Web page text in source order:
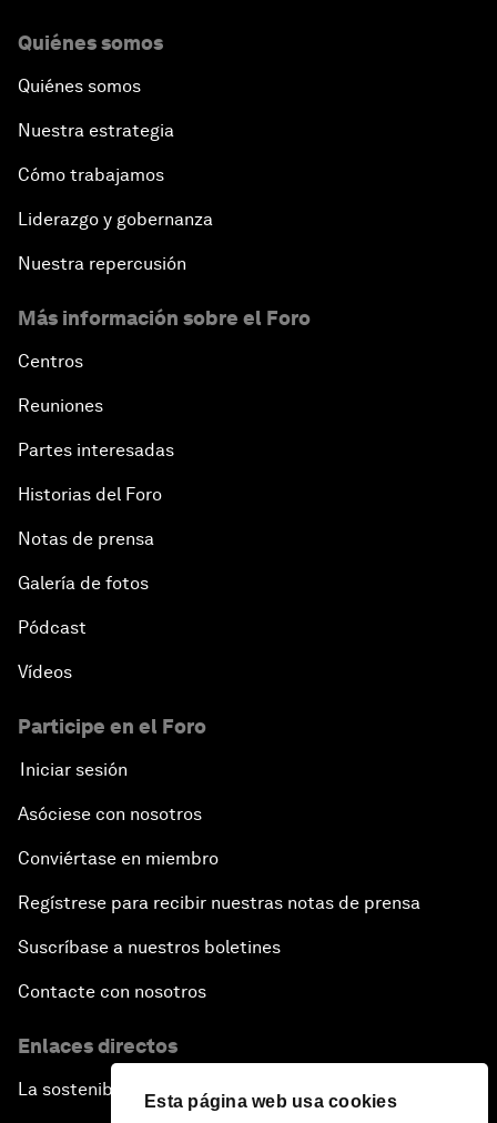
Esta página web usa cookies
Quiénes somos
Quiénes somos
Nuestra estrategia
Cómo trabajamos
Liderazgo y gobernanza
Nuestra repercusión
Más información sobre el Foro
Centros
Reuniones
Partes interesadas
Historias del Foro
Notas de prensa
Galería de fotos
Pódcast
Vídeos
Participe en el Foro
Iniciar sesión
Asóciese con nosotros
Conviértase en miembro
Regístrese para recibir nuestras notas de prensa
Suscríbase a nuestros boletines
Contacte con nosotros
Enlaces directos
La sostenibilidad en el Foro